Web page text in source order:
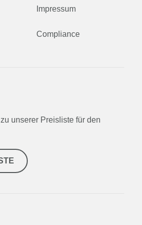
Impressum
Compliance
unserer Preisliste für den